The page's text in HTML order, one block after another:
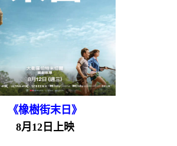
《橡樹街末日》
8月12日上映